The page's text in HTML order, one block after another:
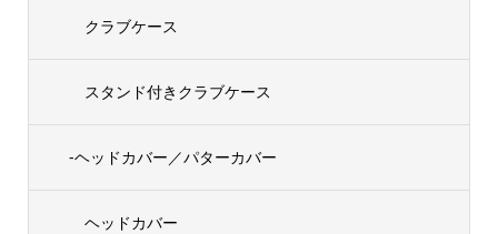
クラブケース
スタンド付きクラブケース
-ヘッドカバー／パターカバー
ヘッドカバー